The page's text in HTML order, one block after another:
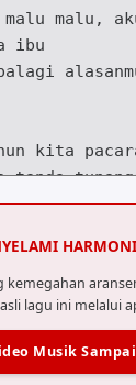
malu,
ibu
al asanm
kita
tanda tunan
cuma basa
sudah dewasa
sudah beker
tan
kemegahan
lagu ini melalui
Musik